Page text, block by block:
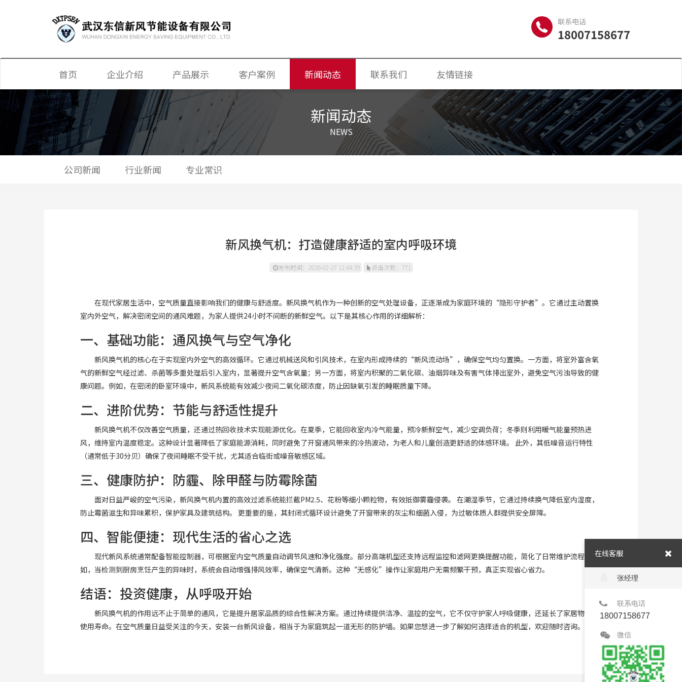
联系电话
18007158677
首页 企业介绍 产品展示
显热、全热新风换气机
单双向换气机
静音送风机
客户案例 新闻动态
行业新闻
专业常识
联系我们 友情链接
新闻动态
NEWS
公司新闻 行业新闻 专业常识
新风换气机：打造健康舒适的室内呼吸环境
发布时间：2026-02-27 11:44:39 点击次数：771
在现代家居生活中，空气质量直接影响我们的健康与舒适度。新风换气机作为一种创新的空气处理设备，正逐渐成为家庭环境的“隐形守护者”。它通过主动置换
室内外空气，解决密闭空间的通风难题，为家人提供24小时不间断的新鲜空气。以下是其核心作用的详细解析：
一、基础功能：通风换气与空气净化
新风换气机的核心在于实现室内外空气的高效循环。它通过机械送风和引风技术，在室内形成持续的“新风流动场”，确保空气均匀置换。一方面，将室外富含氧
气的新鲜空气经过滤、杀菌等多重处理后引入室内，显著提升空气含氧量；另一方面，将室内积聚的二氧化碳、油烟异味及有害气体排出室外，避免空气污浊导致的健
康问题。例如，在密闭的卧室环境中，新风系统能有效减少夜间二氧化碳浓度，防止因缺氧引发的睡眠质量下降。
二、进阶优势：节能与舒适性提升
新风换气机不仅改善空气质量，还通过热回收技术实现能源优化。在夏季，它能回收室内冷气能量，预冷新鲜空气，减少空调负荷；冬季则利用暖气能量预热进
风，维持室内温度稳定。这种设计显著降低了家庭能源消耗，同时避免了开窗通风带来的冷热波动，为老人和儿童创造更舒适的体感环境。 此外，其低噪音运行特性
（通常低于30分贝）确保了夜间睡眠不受干扰，尤其适合临街或噪音敏感区域。
三、健康防护：防霾、除甲醛与防霉除菌
面对日益严峻的空气污染，新风换气机内置的高效过滤系统能拦截PM2.5、花粉等细小颗粒物，有效抵御雾霾侵袭。 在潮湿季节，它通过持续换气降低室内湿度，
防止霉菌滋生和异味累积，保护家具及建筑结构。 更重要的是，其封闭式循环设计避免了开窗带来的灰尘和细菌入侵，为过敏体质人群提供安全屏障。
四、智能便捷：现代生活的省心之选
现代新风系统通常配备智能控制器，可根据室内空气质量自动调节风速和净化强度。部分高端机型还支持远程监控和滤网更换提醒功能，简化了日常维护流程。 例
如，当检测到厨房烹饪产生的异味时，系统会自动增强排风效率，确保空气清新。这种“无感化”操作让家庭用户无需频繁干预，真正实现省心省力。
结语：投资健康，从呼吸开始
新风换气机的作用远不止于简单的通风，它是提升居家品质的综合性解决方案。通过持续提供洁净、温控的空气，它不仅守护家人呼吸健康，还延长了家居物品的
使用寿命。在空气质量日益受关注的今天，安装一台新风设备，相当于为家庭筑起一道无形的防护墙。如果您想进一步了解如何选择适合的机型，欢迎随时咨询。
在线客服
张经理
联系电话
18007158677
微信